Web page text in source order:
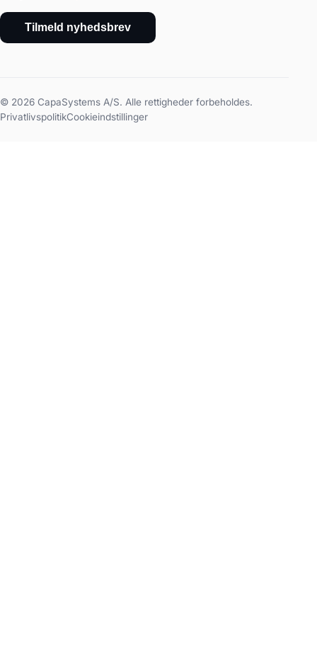
Tilmeld nyhedsbrev
© 2026 CapaSystems A/S. Alle rettigheder forbeholdes.
PrivatlivspolitikCookieindstillinger